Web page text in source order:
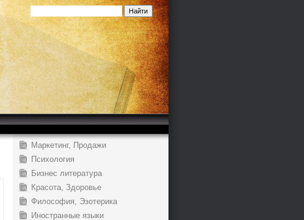
Маркетинг, Продажи
Психология
Бизнес литература
Красота, Здоровье
Философия, Эзотерика
Иностранные языки